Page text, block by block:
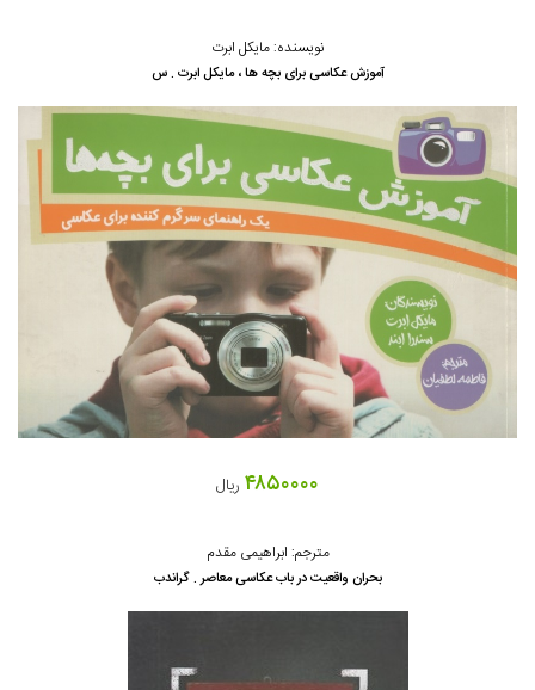
نویسنده: مایکل ابرت
آموزش عکاسی برای بچه ها ، مایکل ابرت . س
۴۸۵۰۰۰۰ ریال
مترجم: ابراهیمی مقدم
بحران واقعیت در باب عکاسی معاصر . گراندب